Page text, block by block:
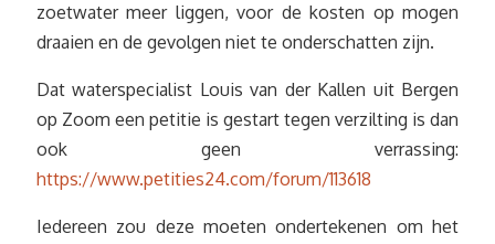
zoetwater meer liggen, voor de kosten op mogen
draaien en de gevolgen niet te onderschatten zijn.
Dat waterspecialist Louis van der Kallen uit Bergen
op Zoom een petitie is gestart tegen verzilting is dan
ook geen verrassing:
https://www.petities24.com/forum/113618
Iedereen zou deze moeten ondertekenen om het